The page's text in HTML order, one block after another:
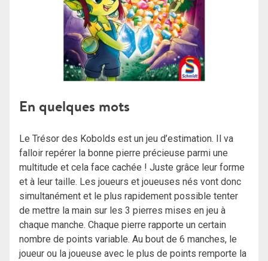
En quelques mots
Le Trésor des Kobolds est un jeu d’estimation. Il va
falloir repérer la bonne pierre précieuse parmi une
multitude et cela face cachée ! Juste grâce leur forme
et à leur taille. Les joueurs et joueuses nés vont donc
simultanément et le plus rapidement possible tenter
de mettre la main sur les 3 pierres mises en jeu à
chaque manche. Chaque pierre rapporte un certain
nombre de points variable. Au bout de 6 manches, le
joueur ou la joueuse avec le plus de points remporte la